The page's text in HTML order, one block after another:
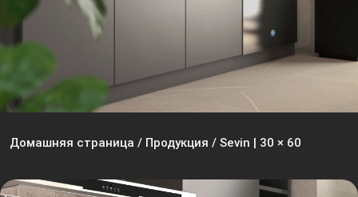
Домашняя страница / Продукция / Sevin | 30 × 60